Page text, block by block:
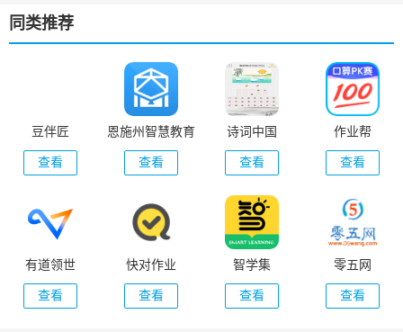
同类推荐
豆伴匠
查看
恩施州智慧教育
平台
查看
诗词中国
查看
作业帮
查看
有道领世
查看
快对作业
查看
智学集
查看
零五网
查看